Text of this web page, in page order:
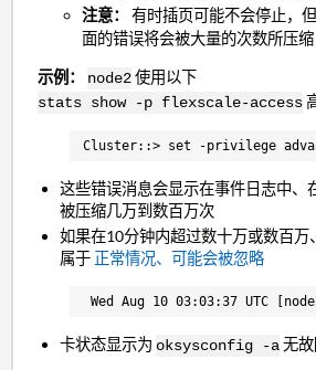
注意：有时插页可能不会停止，但
面的错误将会被大量的次数所压缩
示例： node2使用以下
stats show -p flexscale-access
Cluster::> set -privilege
这些错误消息会显示在事件日志中、
被压缩几万到数百万次
如果在10分钟内超过数十万或数百万
属于 正常情况、可能会被忽略
Wed Aug 10 03:03:37 UTC
卡状态显示为 oksysconfig -a无